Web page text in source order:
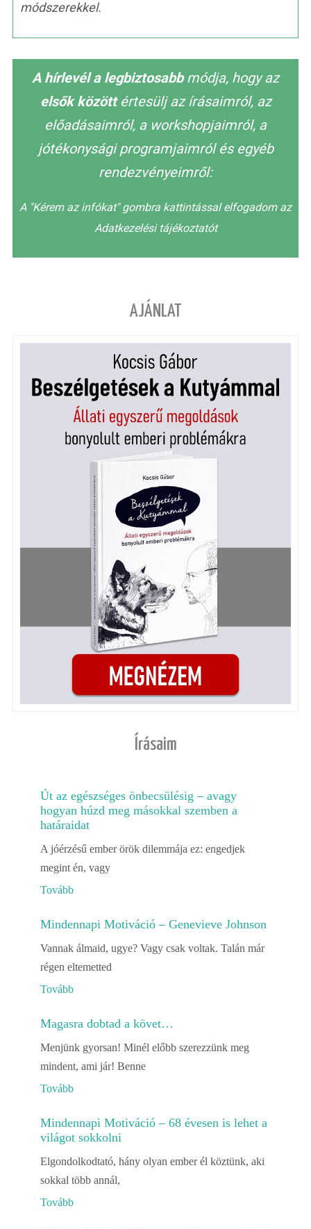
módszerekkel.
A hírlevél a legbiztosabbmódja, hogy az
elsők közöttértesülj az írásaimról, az
előadásaimról, a workshopjaimról, a
jótékonysági programjaimról és egyéb
rendezvényeimről:
A "Kérem az infókat" gombra kattintással elfogadom az
Adatkezelési tájékoztatót
AJÁNLAT
Írásaim
Út az egészséges önbecsülésig – avagy
hogyan húzd meg másokkal szemben a
határaidat
A jóérzésű ember örök dilemmája ez: engedjek
megint én, vagy
Tovább
Mindennapi Motiváció – Genevieve Johnson
Vannak álmaid, ugye? Vagy csak voltak. Talán már
régen eltemetted
Tovább
Magasra dobtad a követ…
Menjünk gyorsan! Minél előbb szerezzünk meg
mindent, ami jár! Benne
Tovább
Mindennapi Motiváció – 68 évesen is lehet a
világot sokkolni
Elgondolkodtató, hány olyan ember él köztünk, aki
sokkal több annál,
Tovább